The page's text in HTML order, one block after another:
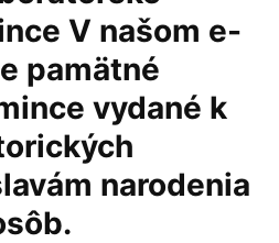
V našom e-
pamätné
vydané k
narodenia